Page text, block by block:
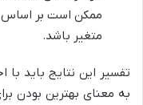
ممکن است بر اساس
متغیر باشد.
تفسیر این نتایج باید
به معنای بهترین بودن